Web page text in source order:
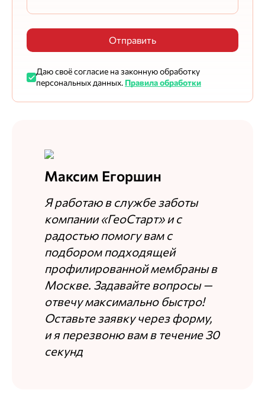
Отправить
Даю своё согласие на законную обработку
персональных данных. Правила обработки
Максим Егоршин
Я работаю в службе заботы
компании «ГеоСтарт» и с
радостью помогу вам с
подбором подходящей
профилированной мембраны в
Москве. Задавайте вопросы —
отвечу максимально быстро!
Оставьте заявку через форму,
и я перезвоню вам в течение 30
секунд